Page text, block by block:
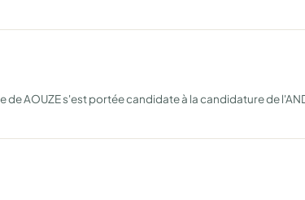
AOUZE s'est portée candidate à la candidature de